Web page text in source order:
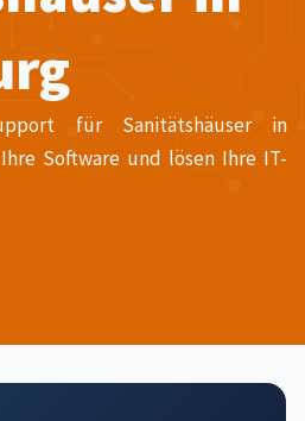
für Sanitätshäuser in
Software und lösen Ihre IT-